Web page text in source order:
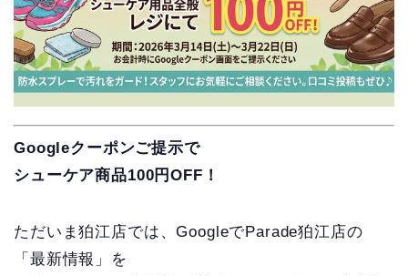
Googleクーポンご提示で
シューケア商品100円OFF！
ただいま狛江店では、GoogleでParade狛江店の
「最新情報」を